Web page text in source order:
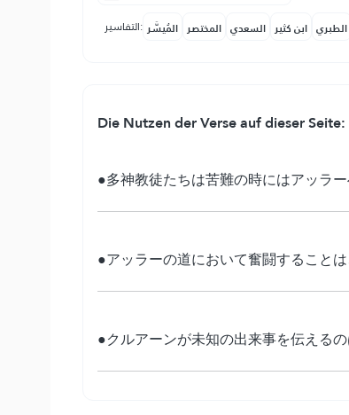
التفاسير: المُيسَّر المختصر السعدي ابن كثير الطبري
Die Nutzen der Verse auf dieser Seite:
●多神教徒たちは苦難の時にはアッラ
●アッラーの道において奮闘すること
●クルアーンが未知の出来事を伝える